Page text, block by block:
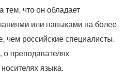
тем, что он обладает
или навыками на более
чем российские специалисты.
о преподавателях
языка.